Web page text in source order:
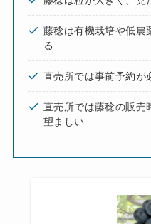
藤稔は有機栽培や低農
る
直売所では事前予約が
直売所では藤稔の販売
望ましい